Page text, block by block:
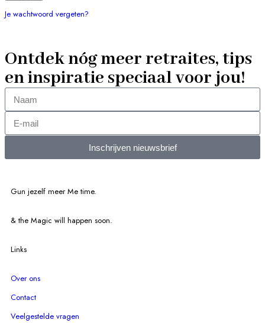
Je wachtwoord vergeten?
Ontdek nóg meer retraites, tips
en inspiratie speciaal voor jou!
Inschrijven nieuwsbrief
Gun jezelf meer Me time.​
& the Magic will happen soon.
Links
Over ons
Contact
Veelgestelde vragen